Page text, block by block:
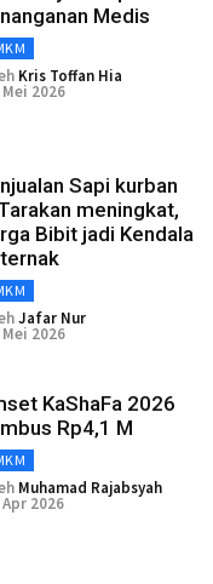
Medis
Kris Toffan Hia
Mei 2026
Sapi kurban
meningkat,
Bibit jadi Kendala
Jafar Nur
Mei 2026
KaShaFa 2026
Rp4,1 M
Muhamad Rajabsyah
Apr 2026